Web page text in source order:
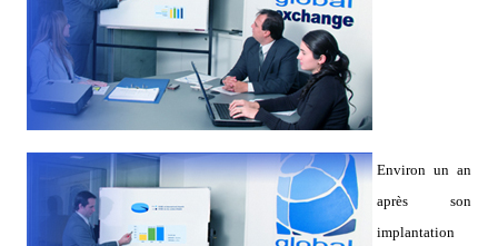
Environ un an
après son
implantation